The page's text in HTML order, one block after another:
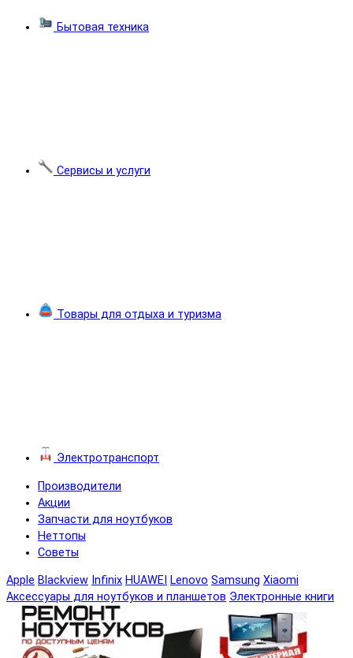
Бытовая техника
Сервисы и услуги
Товары для отдыха и туризма
Электротранспорт
Производители
Акции
Запчасти для ноутбуков
Неттопы
Советы
Apple Blackview Infinix HUAWEI Lenovo Samsung Xiaomi
Аксессуары для ноутбуков и планшетов Электронные книги